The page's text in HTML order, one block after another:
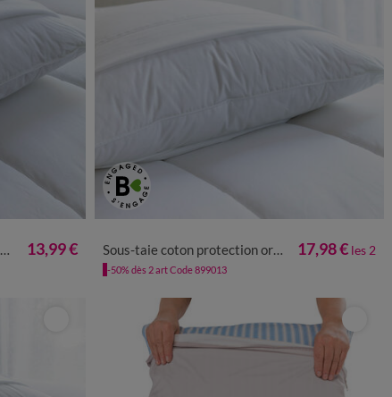
13,99 € Sous-taie coton protection oreiller - lot de 2 17,98 € les 2
-50% dès 2 art Code 899013